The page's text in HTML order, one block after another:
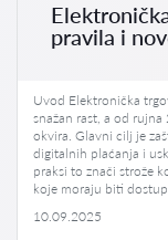
pravila i
Uvod Elektronička
snažan rast, a od
okvira. Glavni cilj je
digitalnih plaćanja i
praksi to znači strože
koje moraju biti
10.09.2025